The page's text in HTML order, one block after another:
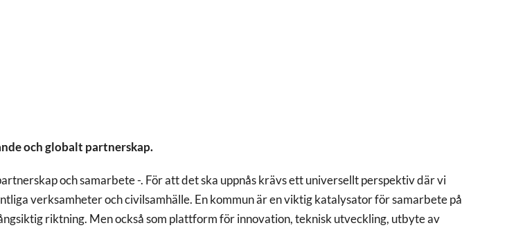
och globalt partnerskap.
och samarbete -. För att det ska uppnås krävs ett universellt perspektiv där vi
verksamheter och civilsamhälle. En kommun är en viktig katalysator för samarbete på
riktning. Men också som plattform för innovation, teknisk utveckling, utbyte av